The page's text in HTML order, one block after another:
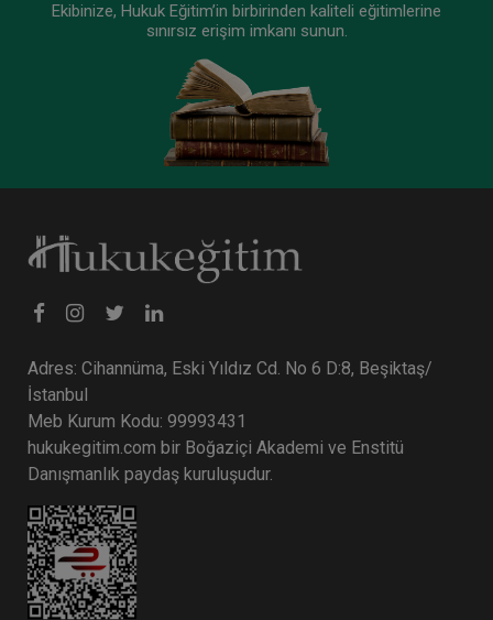
Tasarrufun İptali Davası Zirvesi Video Kaydı
Sepete Ekle
Tüketici Hukuku Enstitüsü
Medeni Hukuk Kongresi Video Paketi (11 Oturum
Video)
2160 TL
Ekibinize, Hukuk Eğitim’in birbirinden kaliteli eğitimlerine
sınırsız erişim imkanı sunun.
Adres: Cihannüma, Eski Yıldız Cd. No 6 D:8, Beşiktaş/
İstanbul
Meb Kurum Kodu: 99993431
hukukegitim.com bir Boğaziçi Akademi ve Enstitü
Danışmanlık paydaş kuruluşudur.